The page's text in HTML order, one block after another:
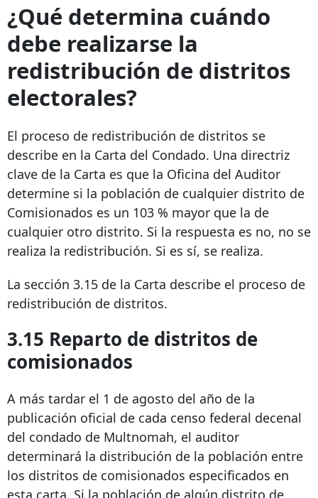
¿Qué determina cuándo
debe realizarse la
redistribución de distritos
electorales?
El proceso de redistribución de distritos se
describe en la Carta del Condado. Una directriz
clave de la Carta es que la Oficina del Auditor
determine si la población de cualquier distrito de
Comisionados es un 103 % mayor que la de
cualquier otro distrito. Si la respuesta es no, no se
realiza la redistribución. Si es sí, se realiza.
La sección 3.15 de la Carta describe el proceso de
redistribución de distritos.
3.15 Reparto de distritos de
comisionados
A más tardar el 1 de agosto del año de la
publicación oficial de cada censo federal decenal
del condado de Multnomah, el auditor
determinará la distribución de la población entre
los distritos de comisionados especificados en
esta carta. Si la población de algún distrito de